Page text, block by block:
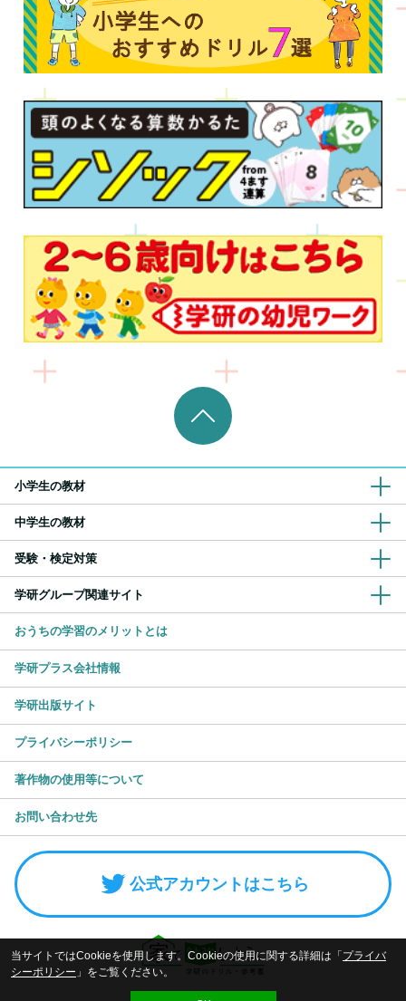
小学生の教材
中学生の教材
受験・検定対策
学研グループ関連サイト
おうちの学習のメリットとは
学研プラス会社情報
学研出版サイト
プライバシーポリシー
著作物の使用等について
お問い合わせ先
公式アカウントはこちら
当サイトではCookieを使用します。Cookieの使用に関する詳細は「 プライバ
シーポリシー 」をご覧ください。